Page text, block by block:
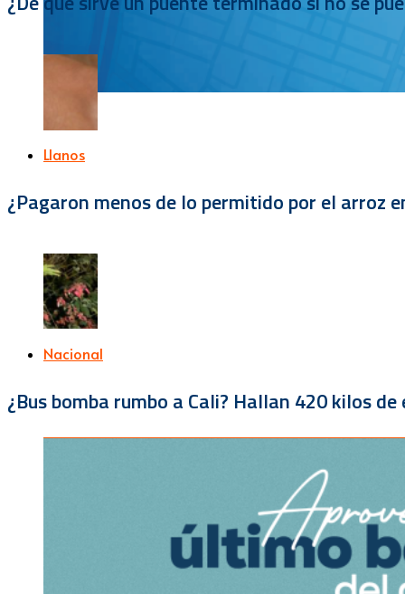
Llanos
¿Pagaron menos de lo permitido por el arroz
Nacional
¿Bus bomba rumbo a Cali? Hallan 420 kilos